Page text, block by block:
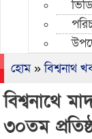
হোম»বিশ্বনাথ
বিশ্বনাথে
৩০তম